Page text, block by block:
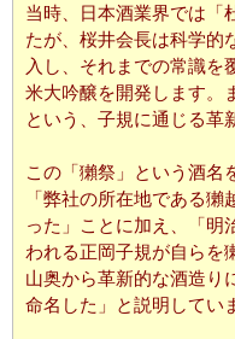
当時、日本酒業界では「
たが、桜井会長は科学的
入し、それまでの常識
米大吟醸を開発します。
という、子規に通じる革
この「獺祭」という酒名
「弊社の所在地である
った」ことに加え、「明
われる正岡子規が自らを
山奥から革新的な酒造り
命名した」と説明してい